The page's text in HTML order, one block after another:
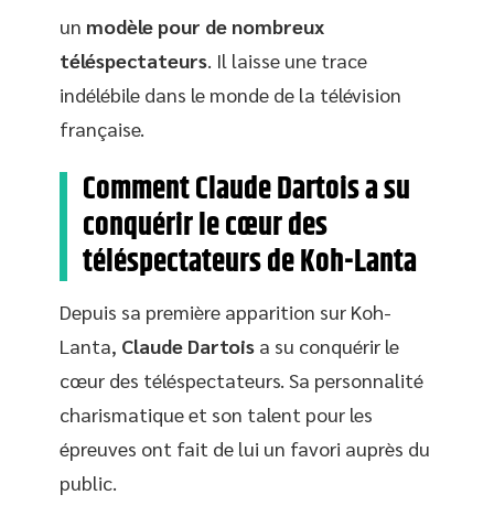
un modèle pour de nombreux
téléspectateurs . Il laisse une trace
indélébile dans le monde de la télévision
française.
Comment Claude Dartois a su
conquérir le cœur des
téléspectateurs de Koh-Lanta
Depuis sa première apparition sur Koh-
Lanta, Claude Dartois a su conquérir le
cœur des téléspectateurs. Sa personnalité
charismatique et son talent pour les
épreuves ont fait de lui un favori auprès du
public.